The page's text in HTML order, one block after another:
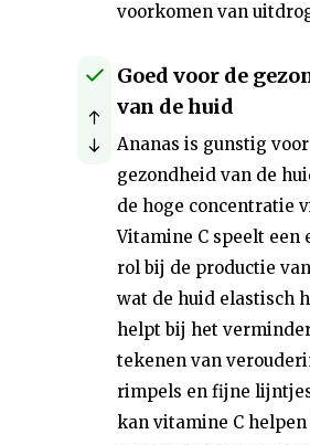
voorkomen van
Goed voor de
van de huid
Ananas is gunstig
gezondheid van de
de hoge concentratie
Vitamine C speelt een
rol bij de productie
wat de huid elastisch
helpt bij het
tekenen van
rimpels en fijne
kan vitamine C